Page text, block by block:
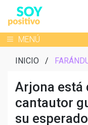
Toggle navigation
MENÚ
INICIO /
Arjona está
cantautor
su